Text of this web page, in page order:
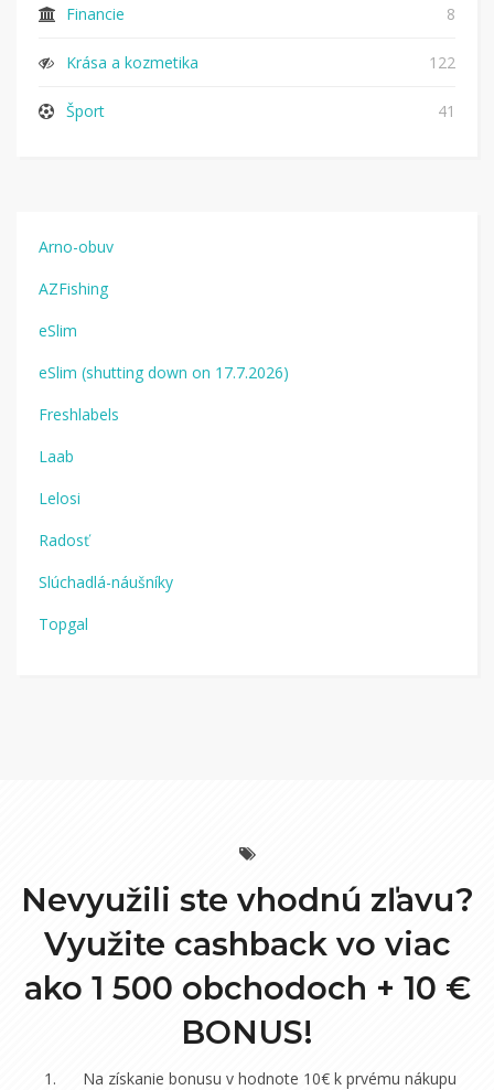
Financie 8
Krása a kozmetika 122
Šport 41
Arno-obuv
AZFishing
eSlim
eSlim (shutting down on 17.7.2026)
Freshlabels
Laab
Lelosi
Radosť
Slúchadlá-náušníky
Topgal
Nevyužili ste vhodnú zľavu?
Využite cashback vo viac
ako 1 500 obchodoch + 10 €
BONUS!
Na získanie bonusu v hodnote 10€ k prvému nákupu